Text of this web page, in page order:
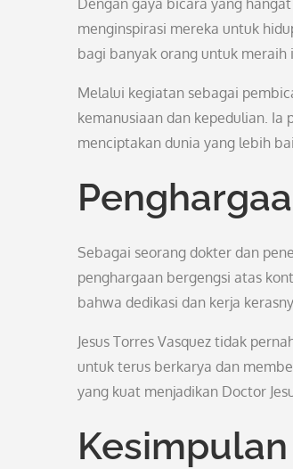
Dengan gaya bicara yang
menginspirasi mereka untuk
bagi banyak orang untuk
Melalui kegiatan sebagai
kemanusiaan dan kepedulian.
menciptakan dunia yang lebih
Sebagai seorang dokter dan
penghargaan bergengsi atas
bahwa dedikasi dan kerja
Jesus Torres Vasquez tidak
untuk terus berkarya dan
yang kuat menjadikan Doctor
Kesimpulan